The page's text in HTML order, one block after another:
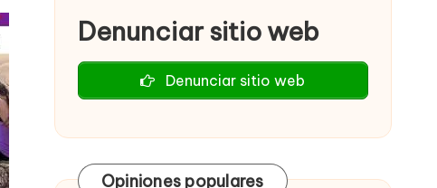
Denunciar sitio web
Denunciar sitio web
Opiniones populares